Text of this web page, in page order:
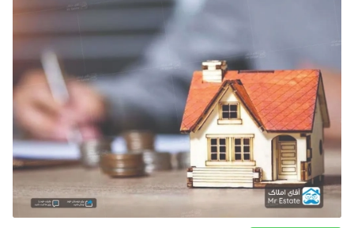
محله گردی
معماری
ملکی
همایش و نمایشگاه